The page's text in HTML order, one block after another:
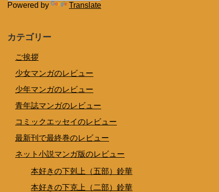
Powered by Translate
カテゴリー
ご挨拶
少女マンガのレビュー
少年マンガのレビュー
青年誌マンガのレビュー
コミックエッセイのレビュー
最新刊で最終巻のレビュー
ネット小説マンガ版のレビュー
本好きの下剋上（五部）鈴華
本好きの下克上（二部）鈴華